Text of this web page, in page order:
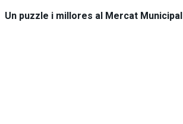
Un puzzle i millores al Mercat Municipal